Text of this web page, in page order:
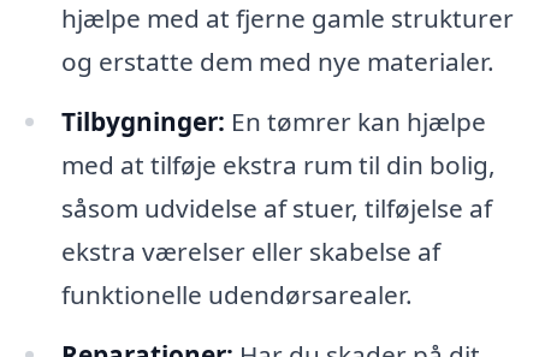
hjælpe med at fjerne gamle strukturer
og erstatte dem med nye materialer.
Tilbygninger: En tømrer kan hjælpe
med at tilføje ekstra rum til din bolig,
såsom udvidelse af stuer, tilføjelse af
ekstra værelser eller skabelse af
funktionelle udendørsarealer.